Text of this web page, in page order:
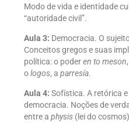
Modo de vida e identidade
“autoridade civil”.
Aula 3: Democracia. O
Conceitos gregos e suas
política: o poderen to meson
ologos, a parresía.
Aula 4: Sofística. A retórica
democracia. Noções de
entre aphysis (lei do